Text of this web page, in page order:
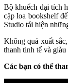
Bộ khuếch đại tích
cặp loa bookshelf
Studio tái hiện
Không quá xuất
thanh tinh tế và giàu
Các bạn có thể